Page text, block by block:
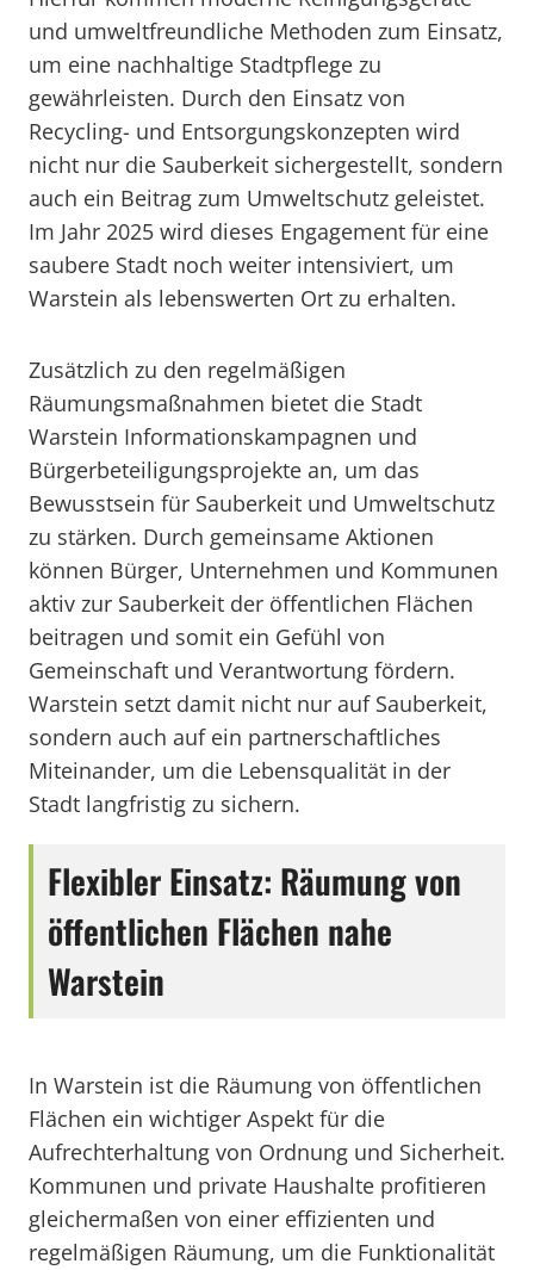
und umweltfreundliche Methoden zum Einsatz,
um eine nachhaltige Stadtpflege zu
gewährleisten. Durch den Einsatz von
Recycling- und Entsorgungskonzepten wird
nicht nur die Sauberkeit sichergestellt, sondern
auch ein Beitrag zum Umweltschutz geleistet.
Im Jahr 2025 wird dieses Engagement für eine
saubere Stadt noch weiter intensiviert, um
Warstein als lebenswerten Ort zu erhalten.
Zusätzlich zu den regelmäßigen
Räumungsmaßnahmen bietet die Stadt
Warstein Informationskampagnen und
Bürgerbeteiligungsprojekte an, um das
Bewusstsein für Sauberkeit und Umweltschutz
zu stärken. Durch gemeinsame Aktionen
können Bürger, Unternehmen und Kommunen
aktiv zur Sauberkeit der öffentlichen Flächen
beitragen und somit ein Gefühl von
Gemeinschaft und Verantwortung fördern.
Warstein setzt damit nicht nur auf Sauberkeit,
sondern auch auf ein partnerschaftliches
Miteinander, um die Lebensqualität in der
Stadt langfristig zu sichern.
Flexibler Einsatz: Räumung von
öffentlichen Flächen nahe
Warstein
In Warstein ist die Räumung von öffentlichen
Flächen ein wichtiger Aspekt für die
Aufrechterhaltung von Ordnung und Sicherheit.
Kommunen und private Haushalte profitieren
gleichermaßen von einer effizienten und
regelmäßigen Räumung, um die Funktionalität